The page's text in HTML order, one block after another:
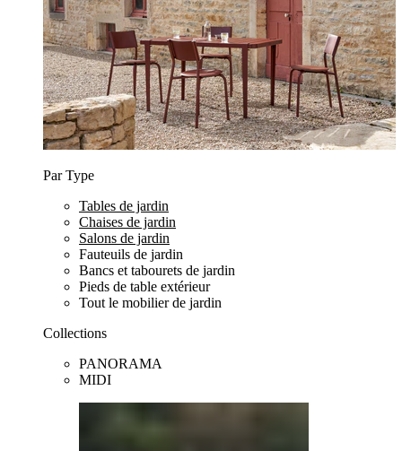
Par Type
Tables de jardin
Chaises de jardin
Salons de jardin
Fauteuils de jardin
Bancs et tabourets de jardin
Pieds de table extérieur
Tout le mobilier de jardin
Collections
PANORAMA
MIDI